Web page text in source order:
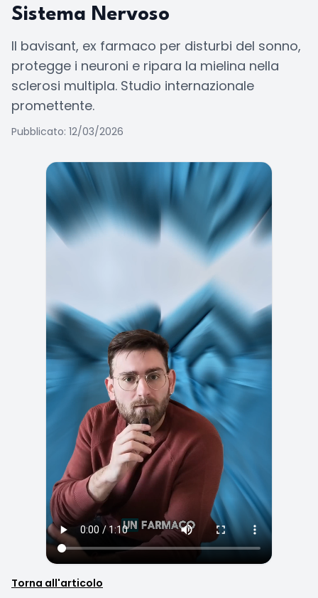
Sistema Nervoso
Il bavisant, ex farmaco per disturbi del sonno,
protegge i neuroni e ripara la mielina nella
sclerosi multipla. Studio internazionale
promettente.
Pubblicato: 12/03/2026
Torna all'articolo